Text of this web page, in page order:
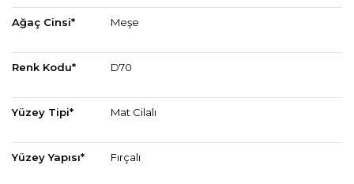
Ağaç Cinsi* Meşe
Renk Kodu* D70
Yüzey Tipi* Mat Cilalı
Yüzey Yapısı* Fırçalı